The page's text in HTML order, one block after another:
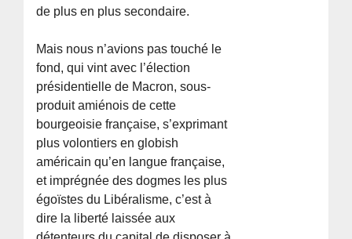
de plus en plus secondaire.
Mais nous n’avions pas touché le
fond, qui vint avec l’élection
présidentielle de Macron, sous-
produit amiénois de cette
bourgeoisie française, s’exprimant
plus volontiers en globish
américain qu’en langue française,
et imprégnée des dogmes les plus
égoïstes du Libéralisme, c’est à
dire la liberté laissée aux